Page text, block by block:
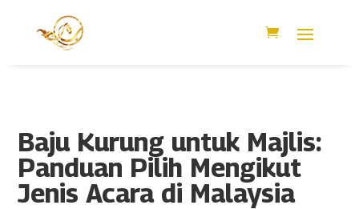
Baju Kurung untuk Majlis:
Panduan Pilih Mengikut
Jenis Acara di Malaysia